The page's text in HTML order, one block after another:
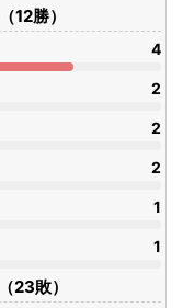
12勝）
4
2
2
2
1
1
23敗）